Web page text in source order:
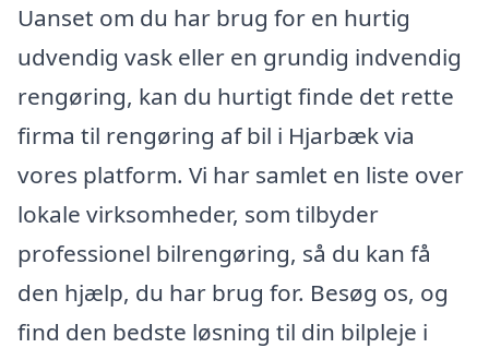
Uanset om du har brug for en hurtig
udvendig vask eller en grundig indvendig
rengøring, kan du hurtigt finde det rette
firma til rengøring af bil i Hjarbæk via
vores platform. Vi har samlet en liste over
lokale virksomheder, som tilbyder
professionel bilrengøring, så du kan få
den hjælp, du har brug for. Besøg os, og
find den bedste løsning til din bilpleje i